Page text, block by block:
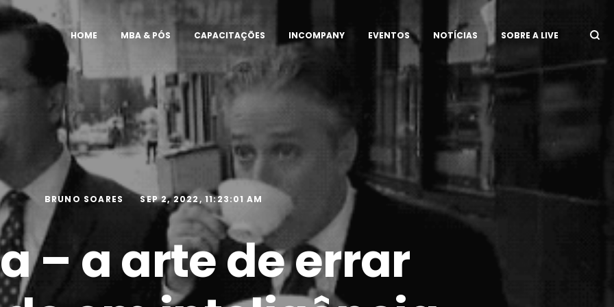
HOME MBA & PÓS CAPACITAÇÕES INCOMPANY EVENTOS NOTÍCIAS SOBRE A LIVE
BRUNO SOARES SEP 2, 2022, 11:23:01 AM
– a arte de errar